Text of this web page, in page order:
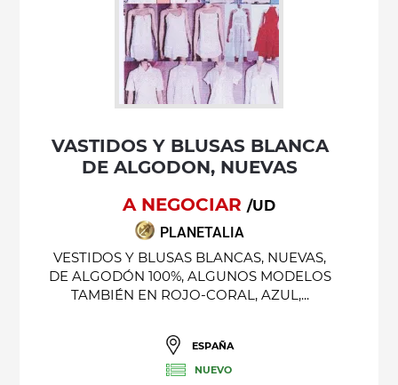
VASTIDOS Y BLUSAS BLANCA
DE ALGODON, NUEVAS
A NEGOCIAR /UD
PLANETALIA
VESTIDOS Y BLUSAS BLANCAS, NUEVAS,
DE ALGODÓN 100%, ALGUNOS MODELOS
TAMBIÉN EN ROJO-CORAL, AZUL,...
ESPAÑA
NUEVO